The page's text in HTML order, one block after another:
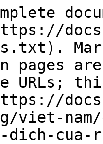
pages
URLs;
viet-
dich-cua-